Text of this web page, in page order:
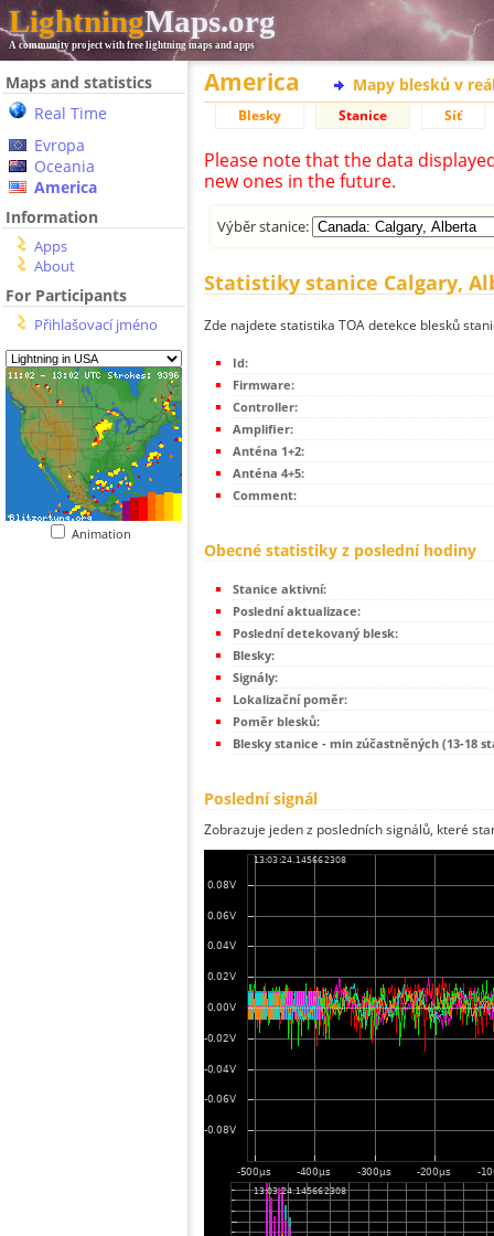
LightningMaps.org
A community project with free lightning maps and apps
Maps and statistics
Real Time
Evropa
Oceania
America
Information
Apps
About
For Participants
Přihlašovací jméno
Animation
America Mapy blesků v
Blesky Stanice Síť
Please note that the data
new ones in the future.
Výběr stanice:
Statistiky stanice Calgary,
Zde najdete statistika TOA detekce blesků
Id:
Firmware:
Controller:
Amplifier:
Anténa 1+2:
Anténa 4+5:
Comment:
Obecné statistiky z poslední hodiny
Stanice aktivní:
Poslední aktualizace:
Poslední detekovaný blesk:
Blesky:
Signály:
Lokalizační poměr:
Poměr blesků:
Blesky stanice - min zúčastněných (13-18
Poslední signál
Zobrazuje jeden z posledních signálů, které